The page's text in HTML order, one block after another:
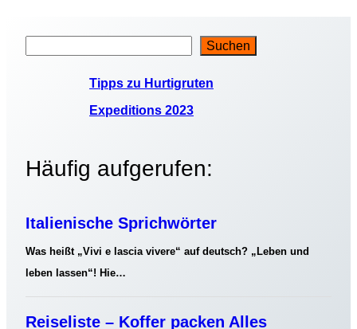
Suchen
Tipps zu Hurtigruten
Expeditions 2023
Häufig aufgerufen: